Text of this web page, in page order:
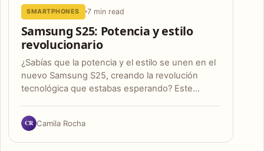
SMARTPHONES 7 min read
Samsung S25: Potencia y estilo
revolucionario
¿Sabías que la potencia y el estilo se unen en el
nuevo Samsung S25, creando la revolución
tecnológica que estabas esperando? Este…
CR Camila Rocha